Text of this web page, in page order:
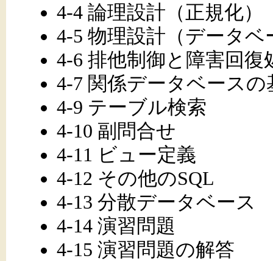
4-4 論理設計（正規化）
4-5 物理設計（データベ
4-6 排他制御と障害回復
4-7 関係データベースの
4-9 テーブル検索
4-10 副問合せ
4-11 ビュー定義
4-12 その他のSQL
4-13 分散データベース
4-14 演習問題
4-15 演習問題の解答